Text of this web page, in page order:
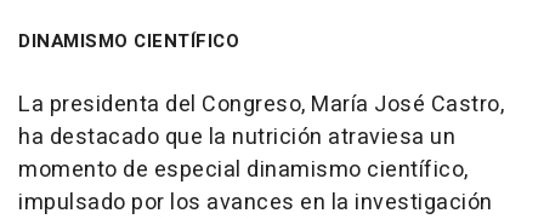
DINAMISMO CIENTÍFICO
La presidenta del Congreso, María José Castro,
ha destacado que la nutrición atraviesa un
momento de especial dinamismo científico,
impulsado por los avances en la investigación